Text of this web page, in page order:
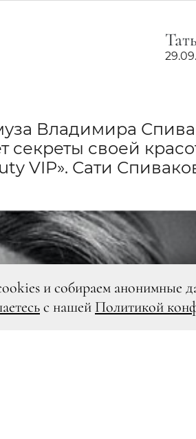
Владимира
своей
VIP». Сати
и собираем анонимные
с нашей Политикой